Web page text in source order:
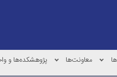
معاونت‌ها پژوهشکده‌ها و